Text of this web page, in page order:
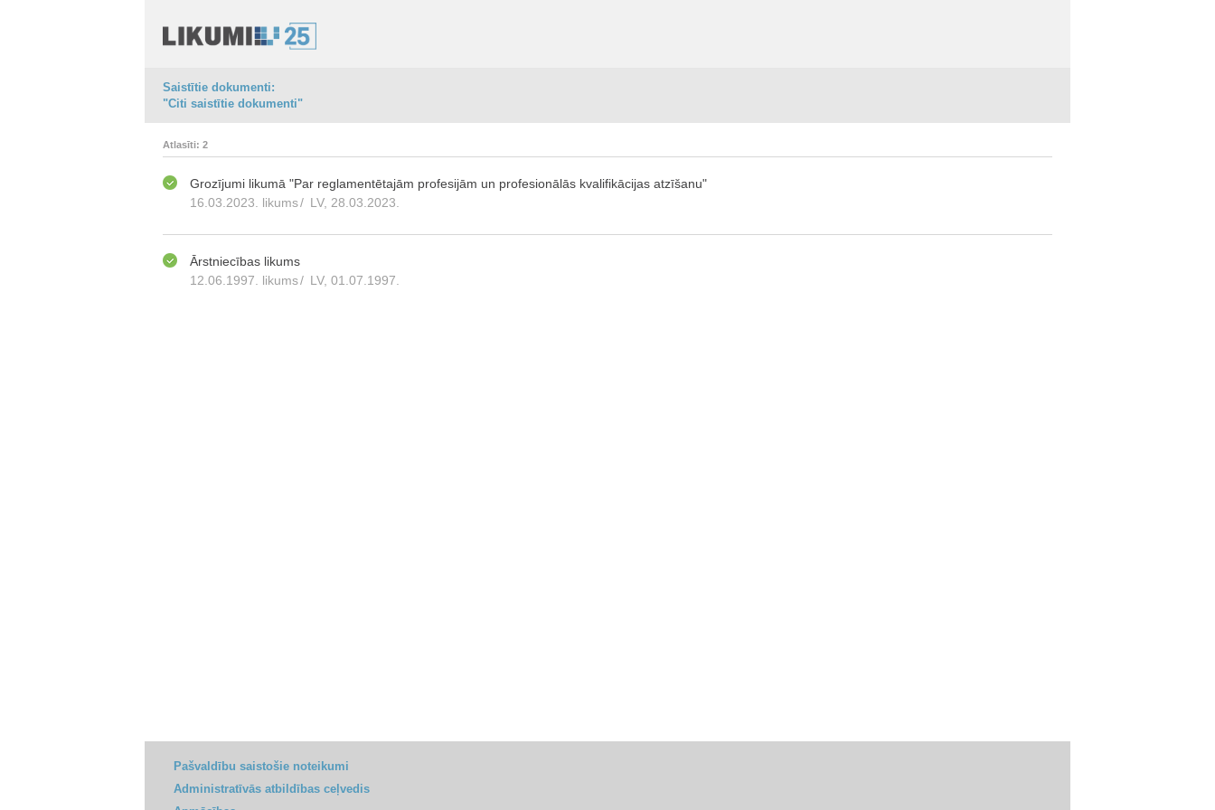
Saistītie dokumenti:
"Citi saistītie dokumenti"
Atlasīti: 2
Grozījumi likumā "Par reglamentētajām profesijām un profesionālās kvalifikācijas atzīšanu"
16.03.2023. likums/ LV, 28.03.2023.
Ārstniecības likums
12.06.1997. likums/ LV, 01.07.1997.
Pašvaldību saistošie noteikumi
Administratīvās atbildības ceļvedis